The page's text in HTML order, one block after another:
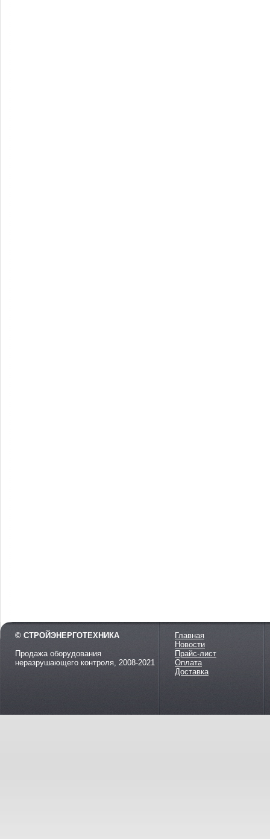
© СТРОЙЭНЕРГОТЕХНИКА
Продажа оборудования
неразрушающего контроля, 2008-2021
Главная
Новости
Прайс-лист
Оплата
Доставка